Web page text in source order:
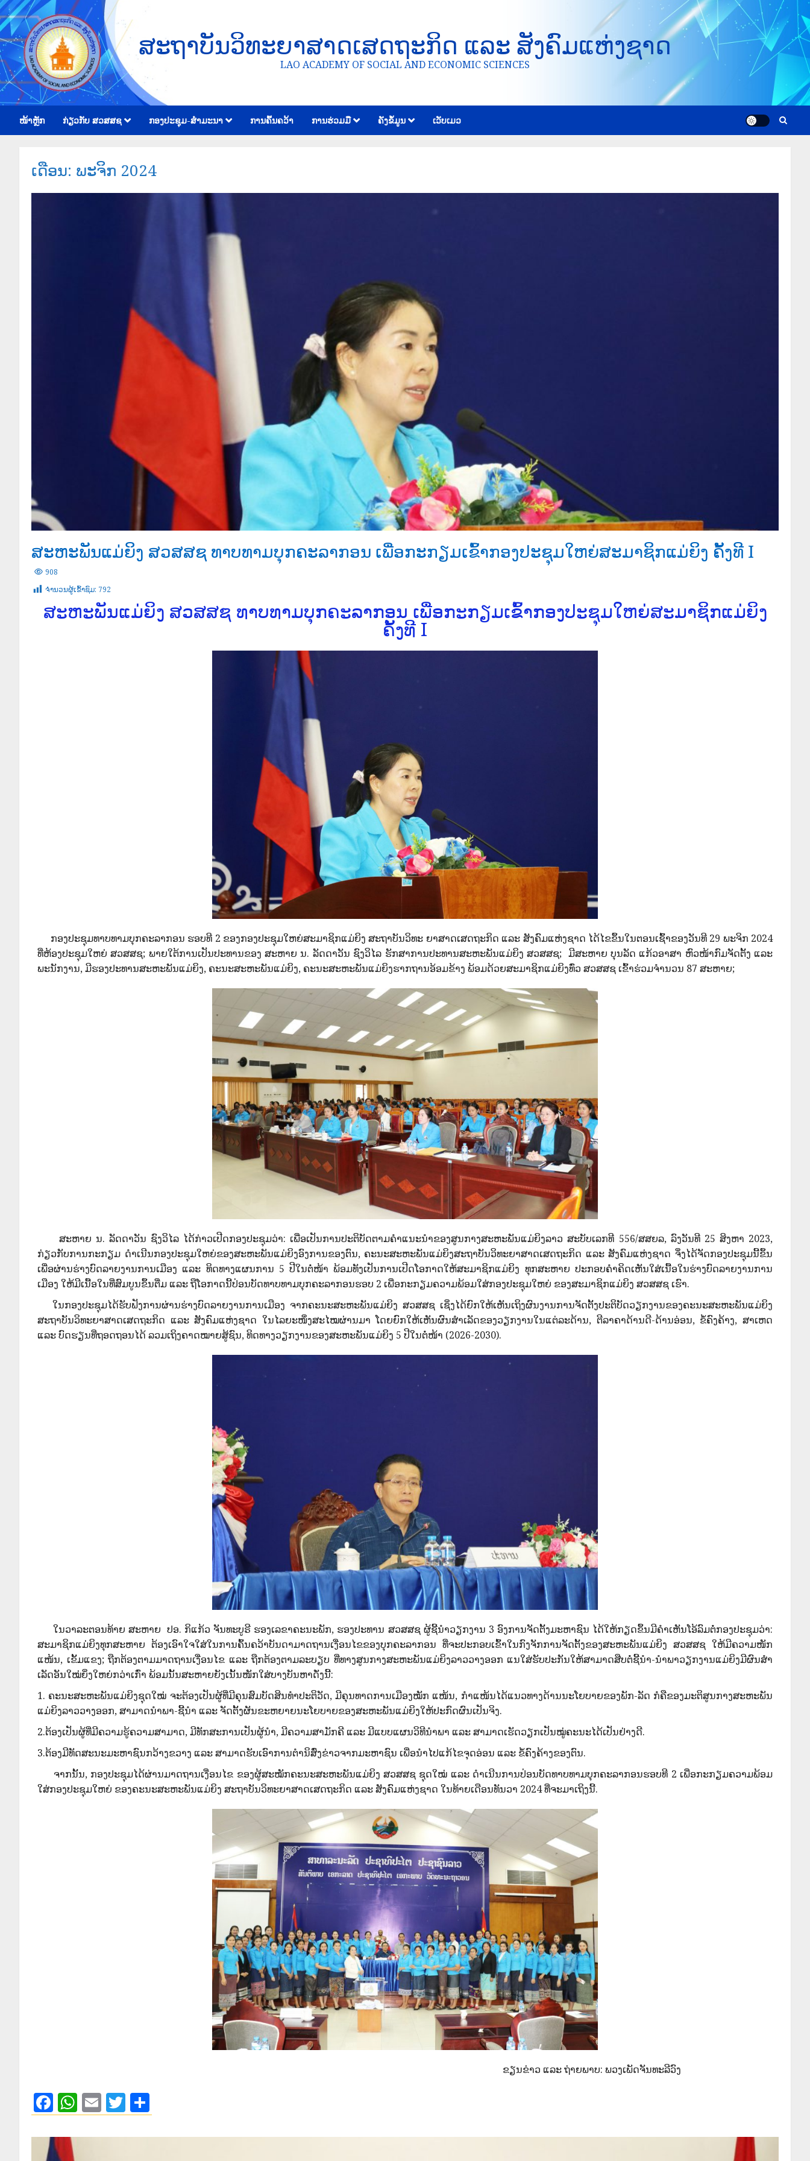
ສະຖາບັນວິທະຍາສາດເສດຖະກິດ ແລະ ສັງຄົມແຫ່ງຊາດ
LAO ACADEMY OF SOCIAL AND ECONOMIC SCIENCES
ໜ້າຫຼັກ ກ່ຽວກັບ ສວສສຊ ກອງປະຊຸມ-ສຳມະນາ ການຄົ້ນຄວ້າ ການຮ່ວມມື ຄັງຂໍ້ມູນ ເວັບເມວ
ເດືອນ: ພະຈິກ 2024
ສະຫະພັນແມ່ຍິງ ສວສສຊ ທາບທາມບຸກຄະລາກອນ ເພື່ອກະກຽມເຂົ້າກອງປະຊຸມໃຫຍ່ສະມາຊິກແມ່ຍິງ ຄັ້ງທີ I
908
ຈໍານວນຜູ້ເຂົ້າຊົມ: 792
ສະຫະພັນແມ່ຍິງ ສວສສຊ ທາບທາມບຸກຄະລາກອນ ເພື່ອກະກຽມເຂົ້າກອງປະຊຸມໃຫຍ່ສະມາຊິກແມ່ຍິງ
ຄັ້ງທີ I
ກອງປະຊຸມທາບທາມບຸກຄະລາກອນ ຮອບທີ 2 ຂອງກອງປະຊຸມໃຫຍ່ສະມາຊິກແມ່ຍິງ ສະຖາບັນວິທະ ຍາສາດເສດຖະກິດ ແລະ ສັງຄົມແຫ່ງຊາດ ໄດ້ໄຂຂຶ້ນໃນຕອນເຊົ້າຂອງວັນທີ 29 ພະຈິກ 2024
ທີ່ຫ້ອງປະຊຸມໃຫຍ່ ສວສສຊ; ພາຍໃຕ້ການເປັນປະທານຂອງ ສະຫາຍ ນ. ລັດດາວັນ ຊົງວິໄລ ຮັກສາການປະທານສະຫະພັນແມ່ຍິງ ສວສສຊ; ມີສະຫາຍ ບຸນລັດ ແກ້ວອາສາ ຫົວໜ້າກົມຈັດຕັ້ງ ແລະ
ພະນັກງານ, ມີຮອງປະທານສະຫະພັນແມ່ຍິງ, ຄະນະສະຫະພັນແມ່ຍິງ, ຄະນະສະຫະພັນແມ່ຍິງຮາກຖານອ້ອມຂ້າງ ພ້ອມດ້ວຍສະມາຊິກແມ່ຍິງທົ່ວ ສວສສຊ ເຂົ້າຮ່ວມຈໍານວນ 87 ສະຫາຍ;
ສະຫາຍ ນ. ລັດດາວັນ ຊົງວິໄລ ໄດ້ກ່າວເປີດກອງປະຊຸມວ່າ: ເພື່ອເປັນການປະຕິບັດຕາມຄໍາແນະນໍາຂອງສູນກາງສະຫະພັນແມ່ຍິງລາວ ສະບັບເລກທີ 556/ສສຍລ, ລົງວັນທີ 25 ສິງຫາ 2023,
ກ່ຽວກັບການກະກຽມ ດໍາເນີນກອງປະຊຸມໃຫຍ່ຂອງສະຫະພັນແມ່ຍິງອົງການຂອງຕົນ, ຄະນະສະຫະພັນແມ່ຍິງສະຖາບັນວິທະຍາສາດເສດຖະກິດ ແລະ ສັງຄົມແຫ່ງຊາດ ຈຶ່ງໄດ້ຈັດກອງປະຊຸມນີ້ຂຶ້ນ
ເພື່ອຜ່ານຮ່າງບົດລາຍງານການເມືອງ ແລະ ທິດທາງແຜນການ 5 ປີໃນຕໍ່ໜ້າ ພ້ອມທັງເປັນການເປີດໂອກາດໃຫ້ສະມາຊິກແມ່ຍິງ ທຸກສະຫາຍ ປະກອບຄໍາຄິດເຫັນໃສ່ເນື້ອໃນຮ່າງບົດລາຍງານການ
ເມືອງ ໃຫ້ມີເນື້ອໃນທີ່ສົມບູນຂຶ້ນຕື່ມ ແລະ ຖືໂອກາດນີ້ປ່ອນບັດທາບທາມບຸກຄະລາກອນຮອບ 2 ເພື່ອກະກຽມຄວາມພ້ອມໃສ່ກອງປະຊຸມໃຫຍ່ ຂອງສະມາຊິກແມ່ຍິງ ສວສສຊ ເຮົາ.
ໃນກອງປະຊຸມໄດ້ຮັບຟັງການຜ່ານຮ່າງບົດລາຍງານການເມືອງ ຈາກຄະນະສະຫະພັນແມ່ຍິງ ສວສສຊ ເຊິ່ງໄດ້ຍົກໃຫ້ເຫັນເຖິງຜົນງານການຈັດຕັ້ງປະຕິບັດວຽກງານຂອງຄະນະສະຫະພັນແມ່ຍິງ
ສະຖາບັນວິທະຍາສາດເສດຖະກິດ ແລະ ສັງຄົມແຫ່ງຊາດ ໃນໄລຍະໜຶ່ງສະໄໝຜ່ານມາ ໂດຍຍົກໃຫ້ເຫັນຜົນສໍາເລັດຂອງວຽກງານໃນແຕ່ລະດ້ານ, ຕີລາຄາດ້ານດີ-ດ້ານອ່ອນ,​ ຂໍ້ຄົງຄ້າງ, ສາເຫດ
ແລະ ບົດຮຽນທີ່ຖອດຖອນໄດ້ ລວມເຖິງຄາດໝາຍສູ້ຊົນ,​ ທິດທາງວຽກງານຂອງສະຫະພັນແມ່ຍິງ 5 ປີໃນຕໍ່ໜ້າ (2026-2030).
ໃນວາລະຕອນທ້າຍ ສະຫາຍ ປອ. ກິແກ້ວ ຈັນທະບູຣີ ຮອງເລຂາຄະນະພັກ, ຮອງປະທານ ສວສສຊ ຜູ້ຊີ້ນໍາວຽກງານ 3 ອົງການຈັດຕັ້ງມະຫາຊົນ ໄດ້ໃຫ້ກຽດຂຶ້ນມີຄໍາເຫັນໂອ້ລົມຕໍ່ກອງປະຊຸມວ່າ:
ສະມາຊິກແມ່ຍິງທຸກສະຫາຍ ຕ້ອງເອົາໃຈໃສ່ໃນການຄົ້ນຄວ້າບັນດາມາດຖານເງື່ອນໄຂຂອງບຸກຄະລາກອນ ທີ່ຈະປະກອບເຂົ້າໃນກົງຈັກການຈັດຕັ້ງຂອງສະຫະພັນແມ່ຍິງ ສວສສຊ ໃຫ້ມີຄວາມໜັກ
ແໜ້ນ, ເຂັ້ມແຂງ; ຖືກຕ້ອງຕາມມາດຖານເງື່ອນໄຂ ແລະ ຖືກຕ້ອງຕາມລະບຽບ ທີ່ທາງສູນກາງສະຫະພັນແມ່ຍິງລາວວາງອອກ ແນໃສ່ຮັບປະກັນໃຫ້ສາມາດສືບຕໍ່ຊີ້ນໍາ-ນໍາພາວຽກງານແມ່ຍິງມີຜົນສໍາ
ເລັດອັນໃໝ່ຍິ່ງໃຫຍ່ກວ່າເກົ່າ ພ້ອມນັ້ນສະຫາຍຍັງເນັ້ນໜັກໃສ່ບາງບັນຫາດັ່ງນີ້:
1. ຄະນະສະຫະພັນແມ່ຍິງຊຸດໃໝ່ ຈະຕ້ອງເປັນຜູ້ທີ່ມີຄຸນສົມບັດສິນທໍາປະຕິວັດ, ມີຄຸນທາດການເມືອງໝັກ ແໜ້ນ, ກໍາແໜ້ນໄດ້ແນວທາງດ້ານນະໂຍບາຍຂອງພັກ-ລັດ ກໍຄືຂອງມະຕິສູນກາງສະຫະພັນ
ແມ່ຍິງລາວວາງອອກ, ສາມາດນໍາພາ-ຊີ້ນໍາ ແລະ ຈັດຕັ້ງຜັນຂະຫຍາຍນະໂຍບາຍຂອງສະຫະພັນແມ່ຍິງໃຫ້ປະກົດຜົນເປັນຈິງ.
2.ຕ້ອງເປັນຜູ້ທີ່ມີຄວາມຮູ້ຄວາມສາມາດ, ມີທັກສະການເປັນຜູ້ນໍາ, ມີຄວາມສາມັກຄີ ແລະ ມີແບບແຜນວິທີນໍາພາ ແລະ ສາມາດເຮັດວຽກເປັນໝູ່ຄະນະໄດ້ເປັນຢ່າງດີ.
3.ຕ້ອງມີທັດສະນະມະຫາຊົນກວ້າງຂວາງ ແລະ ສາມາດຮັບເອົາການຕໍານິສົ່ງຂ່າວຈາກມະຫາຊົນ ເພື່ອນໍາໄປແກ້ໄຂຈຸດອ່ອນ ແລະ ຂໍ້ຄົງຄ້າງຂອງຕົນ.
ຈາກນັ້ນ, ກອງປະຊຸມໄດ້ຜ່ານມາດຖານເງື່ອນໄຂ ຂອງຜູ້ສະໝັກຄະນະສະຫະພັນແມ່ຍິງ ສວສສຊ ຊຸດໃໝ່ ແລະ ດໍາເນີນການປ່ອນບັດທາບທາມບຸກຄະລາກອນຮອບທີ 2 ເພື່ອກະກຽມຄວາມພ້ອມ
ໃສ່ກອງປະຊຸມໃຫຍ່ ຂອງຄະນະສະຫະພັນແມ່ຍິງ ສະຖາບັນວິທະຍາສາດເສດຖະກິດ ແລະ ສັງຄົມແຫ່ງຊາດ ໃນທ້າຍເດືອນທັນວາ 2024 ທີ່ຈະມາເຖິງນີ້.
ຂຽນຂ່າວ ແລະ ຖ່າຍພາບ: ພວງເພັດຈັນທະລີວົງ
Facebook
WhatsApp
EmailTwitter